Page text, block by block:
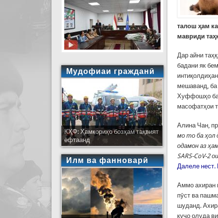
талош ҳам
мавриди
Дар айни
бадани як
мешаванд,
Хуффошҳо ба
масофатҳои
Алина Чан,
мо то ба ҳол
одамон аз
SARS-CoV-2
Далеле нест.
Аммо ахиран
пӯст ва
шуданд.
куҷо олуда
Мудофиаи гражданӣ
КҲФ: Ҳамкориҳо бозҳам тақвият
ёфтаанд
Илм ва фанноварӣ